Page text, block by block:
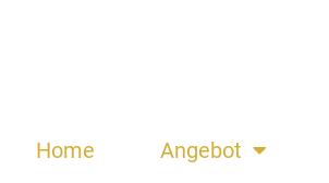
Home Angebot